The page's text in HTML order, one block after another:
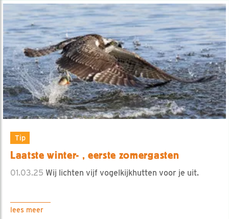
Tip
Laatste winter- , eerste zomergasten
01.03.25 Wij lichten vijf vogelkijkhutten voor je uit.
lees meer